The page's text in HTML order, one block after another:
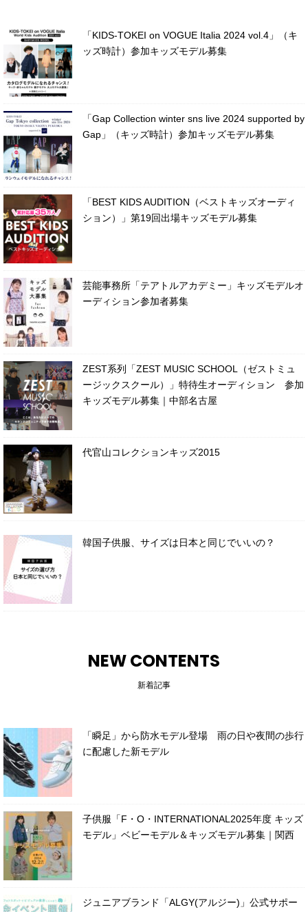
「KIDS-TOKEI on VOGUE Italia 2024 vol.4」（キ
ッズ時計）参加キッズモデル募集
「Gap Collection winter sns live 2024 supported by
Gap」（キッズ時計）参加キッズモデル募集
「BEST KIDS AUDITION（ベストキッズオーディ
ション）」第19回出場キッズモデル募集
芸能事務所「テアトルアカデミー」キッズモデルオ
ーディション参加者募集
ZEST系列「ZEST MUSIC SCHOOL（ゼストミュ
ージックスクール）」特待生オーディション 参加
キッズモデル募集｜中部名古屋
代官山コレクションキッズ2015
韓国子供服、サイズは日本と同じでいいの？
NEW CONTENTS
新着記事
「瞬足」から防水モデル登場 雨の日や夜間の歩行
に配慮した新モデル
子供服「F・O・INTERNATIONAL2025年度 キッズ
モデル」ベビーモデル＆キッズモデル募集｜関西
ジュニアブランド「ALGY(アルジー)」公式サポー